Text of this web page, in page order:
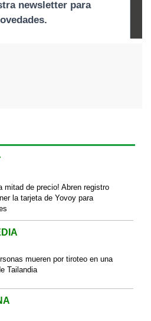
mitad de precio! Abren registro
la tarjeta de Yovoy para
mueren por tiroteo en una
Tailandia